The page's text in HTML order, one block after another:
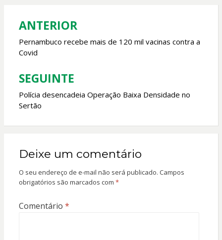
Navegação
de
Post
ANTERIOR
Pernambuco recebe mais de 120 mil vacinas contra a
Covid
SEGUINTE
Polícia desencadeia Operação Baixa Densidade no
Sertão
Deixe um comentário
O seu endereço de e-mail não será publicado. Campos
obrigatórios são marcados com *
Comentário *